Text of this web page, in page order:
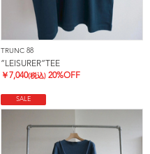
TRUNC 88
”LEISURER”TEE
￥ 7,040(税込) 20%OFF
SALE